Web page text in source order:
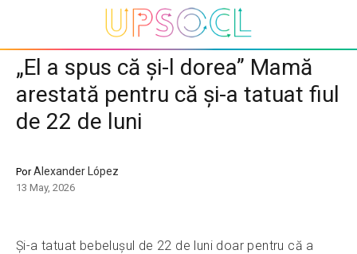
„El a spus că și-l dorea” Mamă
arestată pentru că și-a tatuat fiul
de 22 de luni
PorAlexander López
13 May, 2026
Și-a tatuat bebelușul de 22 de luni doar pentru că a